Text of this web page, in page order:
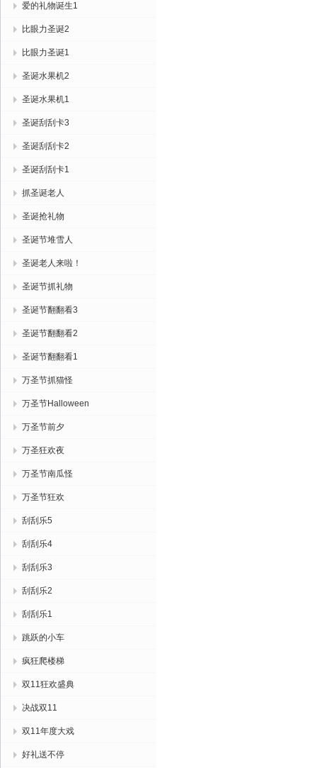
爱的礼物诞生1
比眼力圣诞2
比眼力圣诞1
圣诞水果机2
圣诞水果机1
圣诞刮刮卡3
圣诞刮刮卡2
圣诞刮刮卡1
抓圣诞老人
圣诞抢礼物
圣诞节堆雪人
圣诞老人来啦！
圣诞节抓礼物
圣诞节翻翻看3
圣诞节翻翻看2
圣诞节翻翻看1
万圣节抓猫怪
万圣节Halloween
万圣节前夕
万圣狂欢夜
万圣节南瓜怪
万圣节狂欢
刮刮乐5
刮刮乐4
刮刮乐3
刮刮乐2
刮刮乐1
跳跃的小车
疯狂爬楼梯
双11狂欢盛典
决战双11
双11年度大戏
好礼送不停